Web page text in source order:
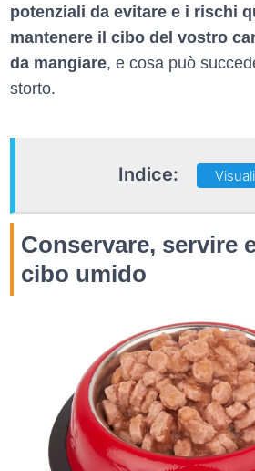
potenziali da evitare e i rischi
mantenere il cibo del vostro
da mangiare, e cosa può
storto.
Indice:
Conservare, servire
cibo umido